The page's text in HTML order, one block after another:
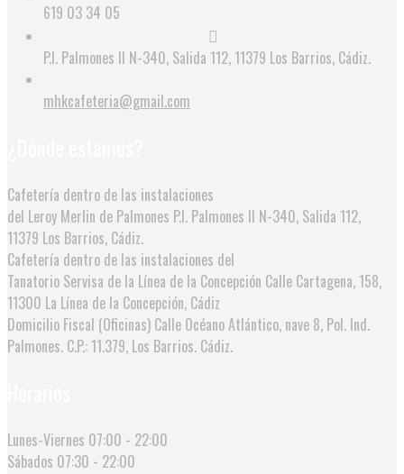
619 03 34 05
P.I. Palmones II N-340, Salida 112, 11379 Los Barrios, Cádiz.
mhkcafeteria@gmail.com
Cafetería dentro de las instalaciones
del Leroy Merlin de Palmones P.I. Palmones II N-340, Salida 112,
11379 Los Barrios, Cádiz.
Cafetería dentro de las instalaciones del
Tanatorio Servisa de la Línea de la Concepción Calle Cartagena, 158,
11300 La Línea de la Concepción, Cádiz
Domicilio Fiscal (Oficinas) Calle Océano Atlántico, nave 8, Pol. Ind.
Palmones. C.P.: 11.379, Los Barrios. Cádiz.
Lunes-Viernes 07:00 - 22:00
Sábados 07:30 - 22:00